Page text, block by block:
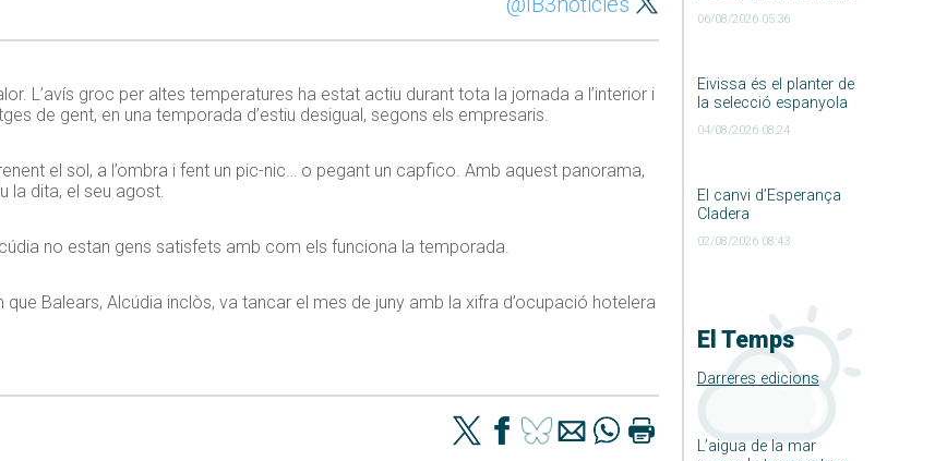
06/08/2026 05:36
Eivissa és el planter de
la selecció espanyola
04/08/2026 08:24
El canvi d’Esperança
Cladera
02/08/2026 08:43
El Temps
Darreres edicions
L’aigua de la mar
L’avís groc per altes temperatures ha estat actiu durant tota la jornada a l’interior i
de gent, en una temporada d’estiu desigual, segons els empresaris.
el sol, a l’ombra i fent un pic-nic… o pegant un capfico. Amb aquest panorama,
la dita, el seu agost.
no estan gens satisfets amb com els funciona la temporada.
Balears, Alcúdia inclòs, va tancar el mes de juny amb la xifra d’ocupació hotelera